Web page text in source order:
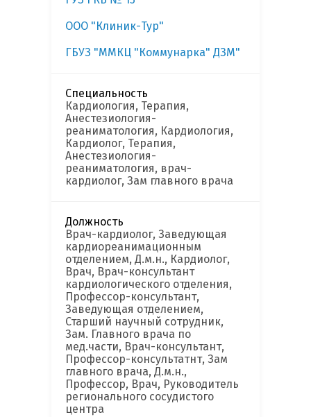
ООО "Клиник-Тур"
ГБУЗ "ММКЦ "Коммунарка" ДЗМ"
Специальность
Кардиология, Терапия,
Анестезиология-
реаниматология, Кардиология,
Кардиолог, Терапия,
Анестезиология-
реаниматология, врач-
кардиолог, Зам главного врача
Должность
Врач-кардиолог, Заведующая
кардиореанимационным
отделением, Д.м.н., Кардиолог,
Врач, Врач-консультант
кардиологического отделения,
Профессор-консультант,
Заведующая отделением,
Старший научный сотрудник,
Зам. Главного врача по
мед.части, Врач-консультант,
Профессор-консультатнт, Зам
главного врача, Д.м.н.,
Профессор, Врач, Руководитель
регионального сосудистого
центра